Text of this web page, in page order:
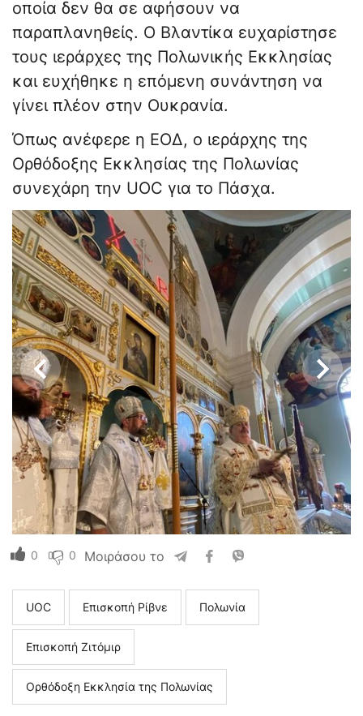
οποία δεν θα σε αφήσουν να
παραπλανηθείς. Ο Βλαντίκα ευχαρίστησε
τους ιεράρχες της Πολωνικής Εκκλησίας
και ευχήθηκε η επόμενη συνάντηση να
γίνει πλέον στην Ουκρανία.
Όπως ανέφερε η ΕΟΔ, ο ιεράρχης της
Ορθόδοξης Εκκλησίας της Πολωνίας
συνεχάρη την UOC για το Πάσχα.
0 0 Μοιράσου το
UOC Επισκοπή Ρίβνε Πολωνία
Επισκοπή Ζιτόμιρ
Ορθόδοξη Εκκλησία της Πολωνίας